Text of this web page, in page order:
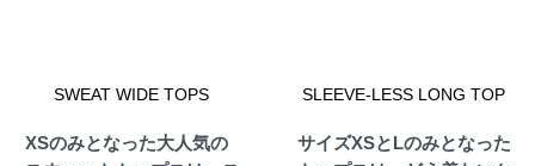
SWEAT WIDE TOPS
XSのみとなった大人気の
SLEEVE-LESS LONG TOP
サイズXSとLのみとなった